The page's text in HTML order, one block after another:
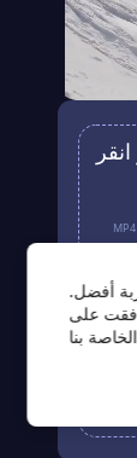
أفضل.
على